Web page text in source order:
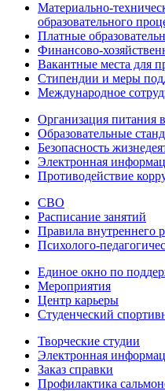
Материально-
образовательного
Платные
Финансово-
Вакантные места для
Стипендии и меры
Международное
Организация питания
Образовательные
Безопасность
Электронная
Противодействие
СВО
Расписание занятий
Правила внутреннего
Психолого-
Единое окно по
Мероприятия
Центр карьеры
Студенческий
Творческие студии
Электронная
Заказ справки
Профилактика